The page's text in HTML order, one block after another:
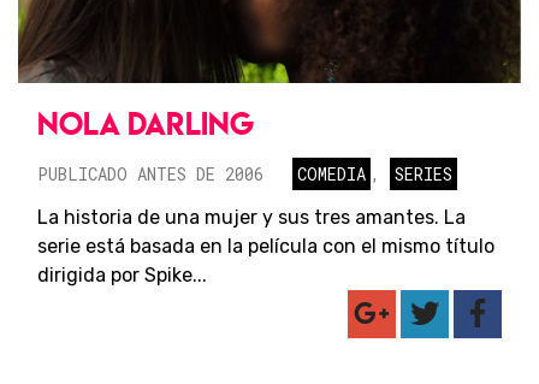
NOLA DARLING
PUBLICADO ANTES DE 2006 COMEDIA ,
SERIES
La historia de una mujer y sus tres amantes. La
serie está basada en la película con el mismo título
dirigida por Spike...